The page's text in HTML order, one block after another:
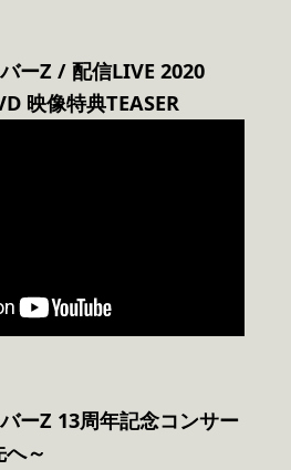
ーZ / 配信LIVE 2020
映像特典TEASER
ーZ 13周年記念コンサー
へ～